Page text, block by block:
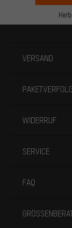
VERSAND
WIDERRUF
SERVICE
FAQ